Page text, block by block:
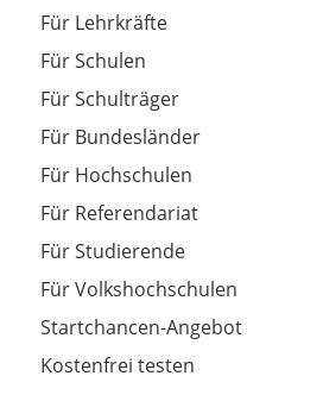
Für Lehrkräfte
Für Schulen
Für Schulträger
Für Bundesländer
Für Hochschulen
Für Referendariat
Für Studierende
Für Volkshochschulen
Startchancen-Angebot
Kostenfrei testen